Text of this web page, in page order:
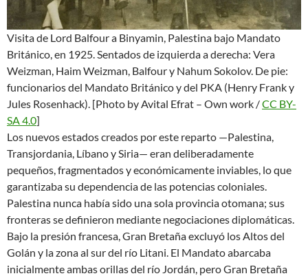
Visita de Lord Balfour a Binyamin, Palestina bajo Mandato
Británico, en 1925. Sentados de izquierda a derecha: Vera
Weizman, Haim Weizman, Balfour y Nahum Sokolov. De pie:
funcionarios del Mandato Británico y del PKA (Henry Frank y
Jules Rosenhack). [Photo by Avital Efrat – Own work /CC BY-
SA 4.0]
Los nuevos estados creados por este reparto —Palestina,
Transjordania, Líbano y Siria— eran deliberadamente
pequeños, fragmentados y económicamente inviables, lo que
garantizaba su dependencia de las potencias coloniales.
Palestina nunca había sido una sola provincia otomana; sus
fronteras se definieron mediante negociaciones diplomáticas.
Bajo la presión francesa, Gran Bretaña excluyó los Altos del
Golán y la zona al sur del río Litani. El Mandato abarcaba
inicialmente ambas orillas del río Jordán, pero Gran Bretaña